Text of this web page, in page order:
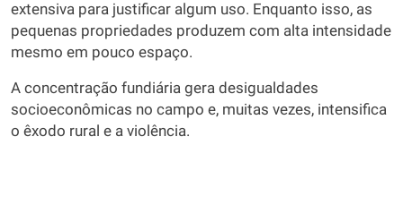
extensiva para justificar algum uso. Enquanto isso, as
pequenas propriedades produzem com alta intensidade
mesmo em pouco espaço.
A concentração fundiária gera desigualdades
socioeconômicas no campo e, muitas vezes, intensifica
o êxodo rural e a violência.